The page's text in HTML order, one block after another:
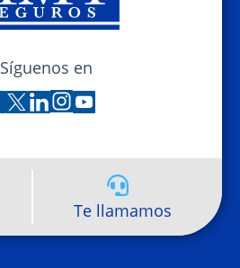
Síguenos en
Te llamamos